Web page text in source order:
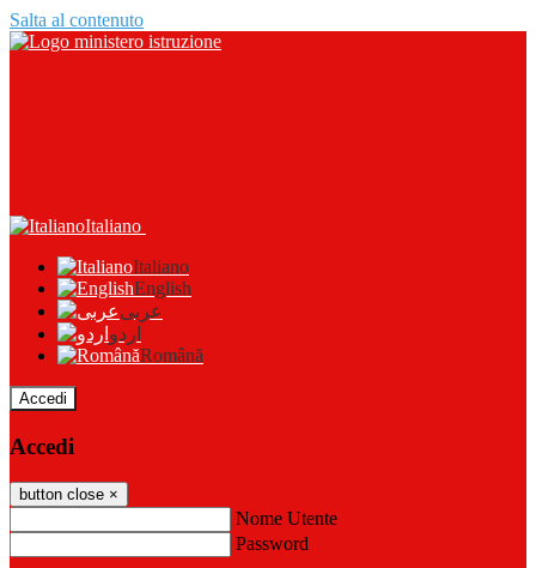
Salta al contenuto
Italiano
Italiano
English
عربى
اردو
Română
Accedi
Accedi
button close ×
Nome Utente
Password